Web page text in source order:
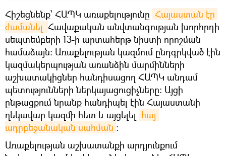
Հիշեցնենք՝ ՀԱՊԿ առաքելությունը Հայաստան էր
ժամանել Հավաքական անվտանգության խորհրդի
սեպտեմբերի 13-ի արտահերթ նիստի որոշման
համաձայն: Առաքելության կազմում ընդգրկված էին
կազմակերպության առանձին մարմինների
աշխատակիցներ հանդիսացող ՀԱՊԿ անդամ
պետությունների ներկայացուցիչները։ Այցի
ընթացքում նրանք հանդիպել էին Հայաստանի
ղեկավար կազմի հետ և այցելել հայ-
ադրբեջանական սահման ։
Առաքելության աշխատանքի արդյունքում